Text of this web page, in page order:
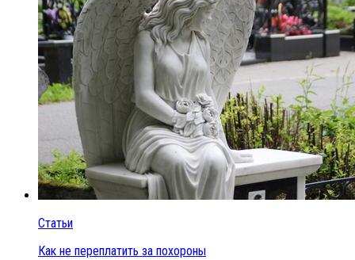
Статьи
Как не переплатить за похороны